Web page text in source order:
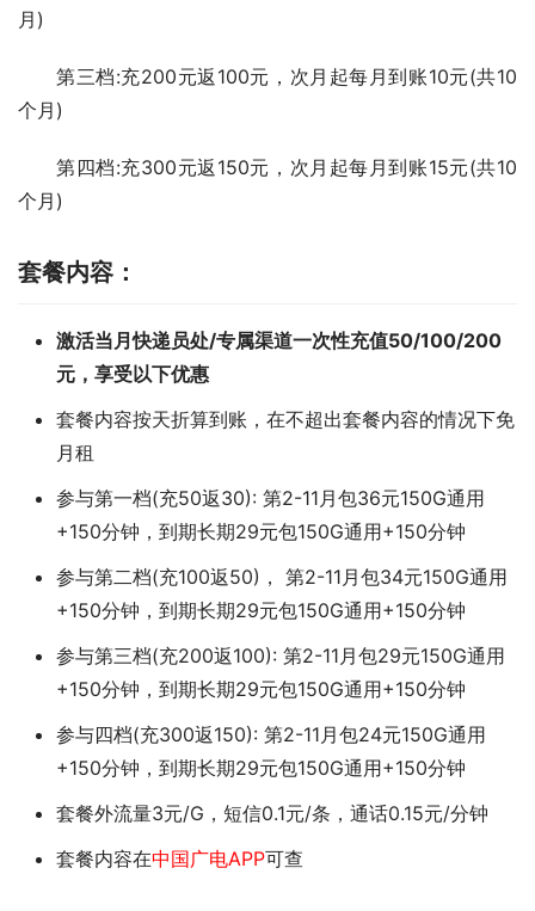
月)
第三档:充200元返100元，次月起每月到账10元(共10
个月)
第四档:充300元返150元，次月起每月到账15元(共10
个月)
套餐内容：
激活当月快递员处/专属渠道一次性充值50/100/200
元，享受以下优惠
套餐内容按天折算到账，在不超出套餐内容的情况下免
月租
参与第一档(充50返30): 第2-11月包36元150G通用
+150分钟，到期长期29元包150G通用+150分钟
参与第二档(充100返50)， 第2-11月包34元150G通用
+150分钟，到期长期29元包150G通用+150分钟
参与第三档(充200返100): 第2-11月包29元150G通用
+150分钟，到期长期29元包150G通用+150分钟
参与四档(充300返150): 第2-11月包24元150G通用
+150分钟，到期长期29元包150G通用+150分钟
套餐外流量3元/G，短信0.1元/条，通话0.15元/分钟
套餐内容在中国广电APP可查